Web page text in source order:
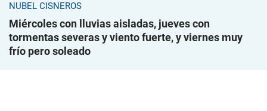
NUBEL CISNEROS
Miércoles con lluvias aisladas, jueves con
tormentas severas y viento fuerte, y viernes muy
frío pero soleado